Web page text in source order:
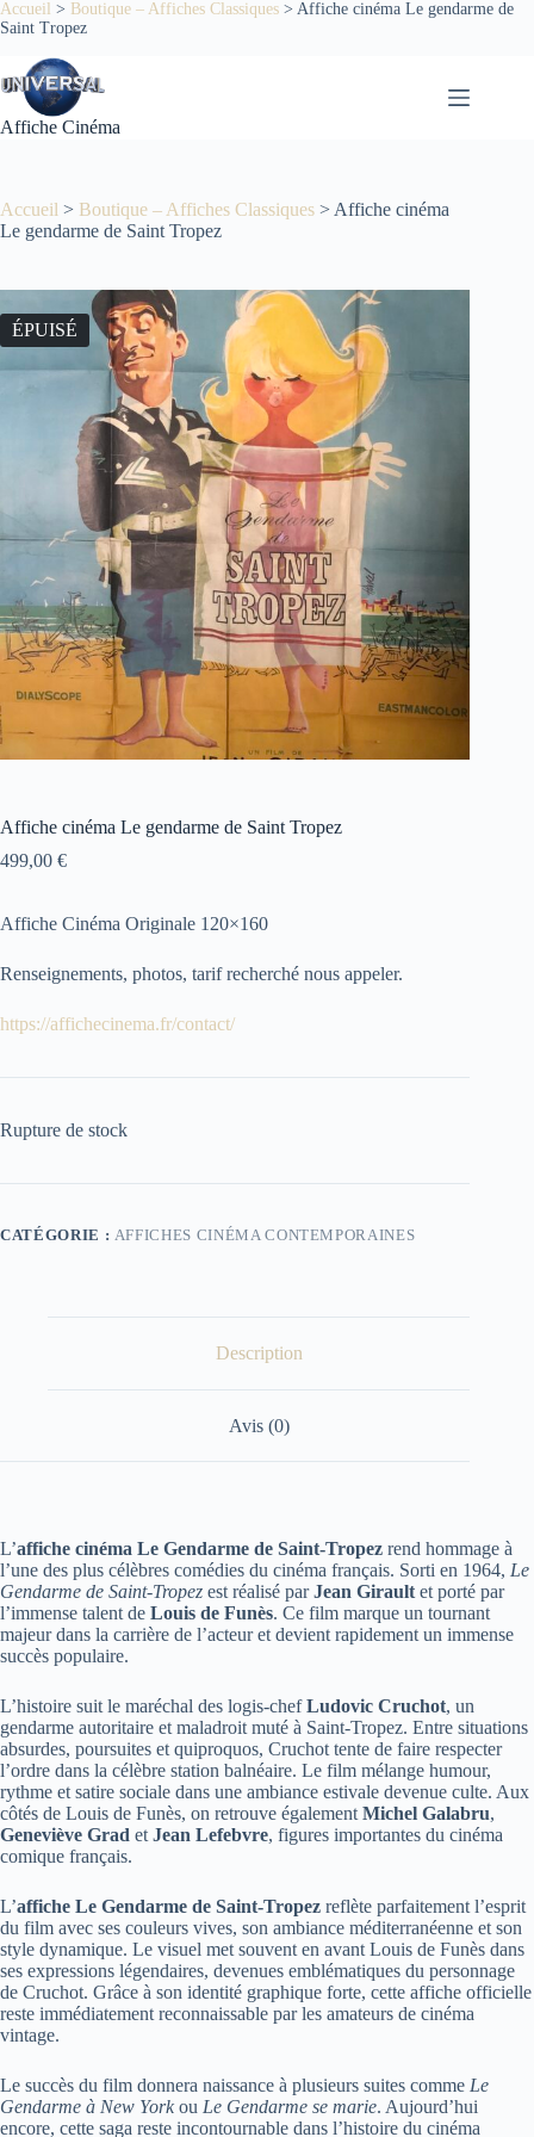
Passer
au
Accueil > Boutique – Affiches Classiques > Affiche cinéma Le gendarme de
Saint Tropez
Affiche Cinéma
Accueil > Boutique – Affiches Classiques > Affiche cinéma
Le gendarme de Saint Tropez
ÉPUISÉ
Affiche cinéma Le gendarme de Saint Tropez
499,00 €
Affiche Cinéma Originale 120×160
Renseignements, photos, tarif recherché nous appeler.
https://affichecinema.fr/contact/
Rupture de stock
CATÉGORIE : AFFICHES CINÉMA CONTEMPORAINES
Description
Avis (0)
L’affiche cinéma Le Gendarme de Saint-Tropez rend hommage à
l’une des plus célèbres comédies du cinéma français. Sorti en 1964, Le
Gendarme de Saint-Tropez est réalisé parJean Giraultet porté par
l’immense talent de Louis de Funès. Ce film marque un tournant
majeur dans la carrière de l’acteur et devient rapidement un immense
succès populaire.
L’histoire suit le maréchal des logis-chefLudovic Cruchot, un
gendarme autoritaire et maladroit muté à Saint-Tropez. Entre situations
absurdes, poursuites et quiproquos, Cruchot tente de faire respecter
l’ordre dans la célèbre station balnéaire. Le film mélange humour,
rythme et satire sociale dans une ambiance estivale devenue culte. Aux
côtés de Louis de Funès, on retrouve égalementMichel Galabru,
Geneviève Grad etJean Lefebvre, figures importantes du cinéma
comique français.
L’affiche Le Gendarme de Saint-Tropez reflète parfaitement l’esprit
du film avec ses couleurs vives, son ambiance méditerranéenne et son
style dynamique. Le visuel met souvent en avant Louis de Funès dans
ses expressions légendaires, devenues emblématiques du personnage
de Cruchot. Grâce à son identité graphique forte, cette affiche officielle
reste immédiatement reconnaissable par les amateurs de cinéma
vintage.
Le succès du film donnera naissance à plusieurs suites comme Le
Gendarme à New York ou Le Gendarme se marie. Aujourd’hui
encore, cette saga reste incontournable dans l’histoire du cinéma